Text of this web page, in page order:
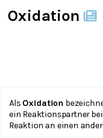
Oxidation
Als Oxidation
ein Reaktionspartner
Reaktion an einen